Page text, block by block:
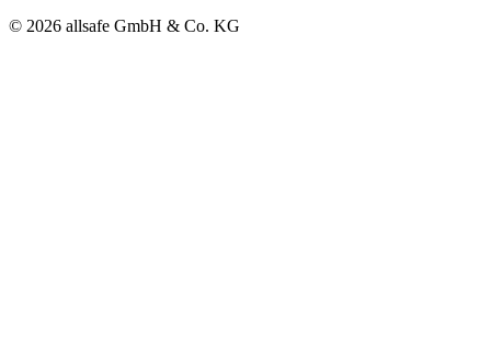
© 2026 allsafe GmbH & Co. KG